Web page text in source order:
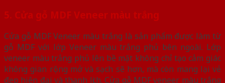
5. Cửa gỗ MDF Veneer màu trắng
Cửa gỗ MDF Veneer màu trắng là sản phẩm được làm từ
gỗ MDF với lớp Veneer màu trắng phủ bên ngoài. Lớp
veneer màu trắng phủ lên bề mặt không chỉ tạo cảm giác
không gian rộng mở và sạch sẽ hơn, mà còn mang lại vẻ
đẹp hiện đại và thanh lịch. Cửa gỗ MDF veneer màu trắng